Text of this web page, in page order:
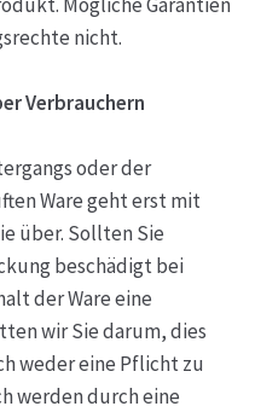
nicht.
Verbrauchern
oder der
Ware geht erst mit
über. Sollten Sie
beschädigt bei
der Ware eine
wir Sie darum, dies
weder eine Pflicht zu
werden durch eine